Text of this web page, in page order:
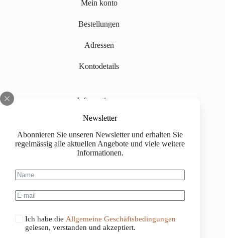
Newsletter
Abonnieren Sie unseren Newsletter und erhalten Sie
regelmässig alle aktuellen Angebote und viele weitere
Informationen.
Ich habe die Allgemeine Geschäftsbedingungen
gelesen, verstanden und akzeptiert.
Mein konto
Bestellungen
Adressen
Kontodetails
Informationen
Über uns
Impressum
Kaufinformationen
Allgemeine Geschäftsbedingungen